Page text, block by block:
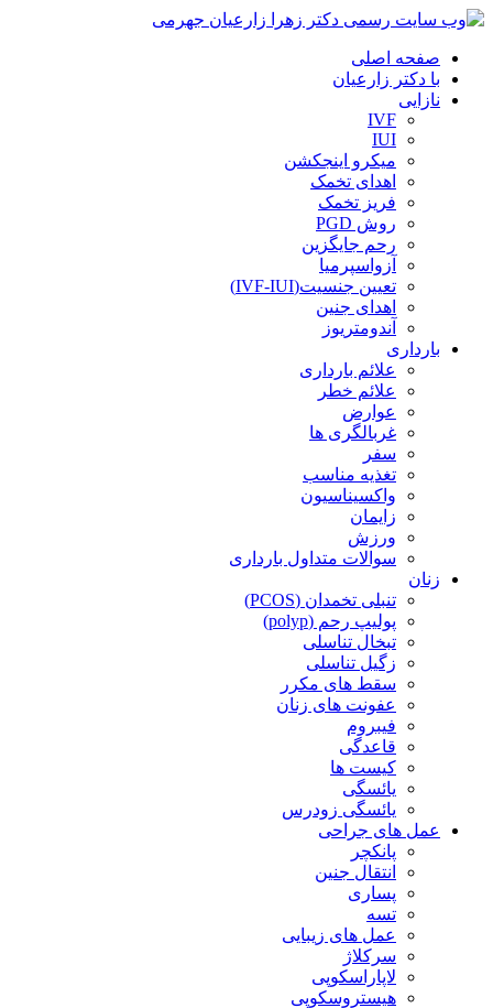
صفحه اصلی
با دکتر زارعیان
نازایی
IVF
IUI
میکرو اینجکشن
اهدای تخمک
فریز تخمک
روش PGD
رحم جایگزین
آزواسپرمیا
تعیین جنسیت(IVF-IUI)
اهدای جنین
آندومتریوز
بارداری
علائم بارداری
علائم خطر
عوارض
غربالگری ها
سفر
تغذیه مناسب
واکسیناسیون
زایمان
ورزش
سوالات متداول بارداری
زنان
تنبلی تخمدان (PCOS)
پولیپ رحم (polyp)
تبخال تناسلی
زگیل تناسلی
سقط های مکرر
عفونت های زنان
فیبروم
قاعدگی
کیست ها
یائسگی
یائسگی زودرس
عمل های جراحی
پانکچر
انتقال جنین
پساری
تسه
عمل های زیبایی
سرکلاژ
لاپاراسکوپی
هیستروسکوپی